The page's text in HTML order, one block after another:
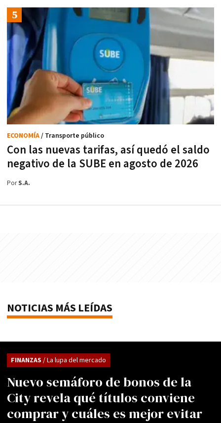
Con las nuevas tarifas, así quedó el saldo
negativo de la SUBE en agosto de 2026
ECONOMÍA/ Transporte público
PorS.A.
NOTICIAS MÁS LEÍDAS
Nuevo semáforo de bonos de la
City revela qué títulos conviene
comprar y cuáles es mejor evitar
FINANZAS / La lupa del mercado